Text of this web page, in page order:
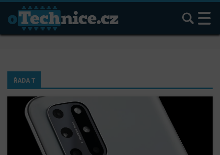
Hledat
ŘADA T